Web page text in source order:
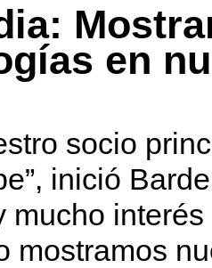
en
socio
inició
mucho
mostramos